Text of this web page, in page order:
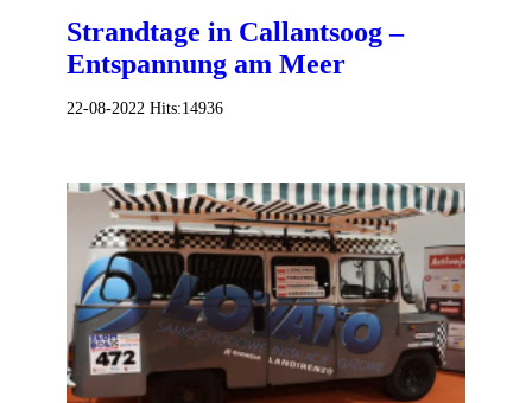
Strandtage in Callantsoog –
Entspannung am Meer
22-08-2022 Hits:14936